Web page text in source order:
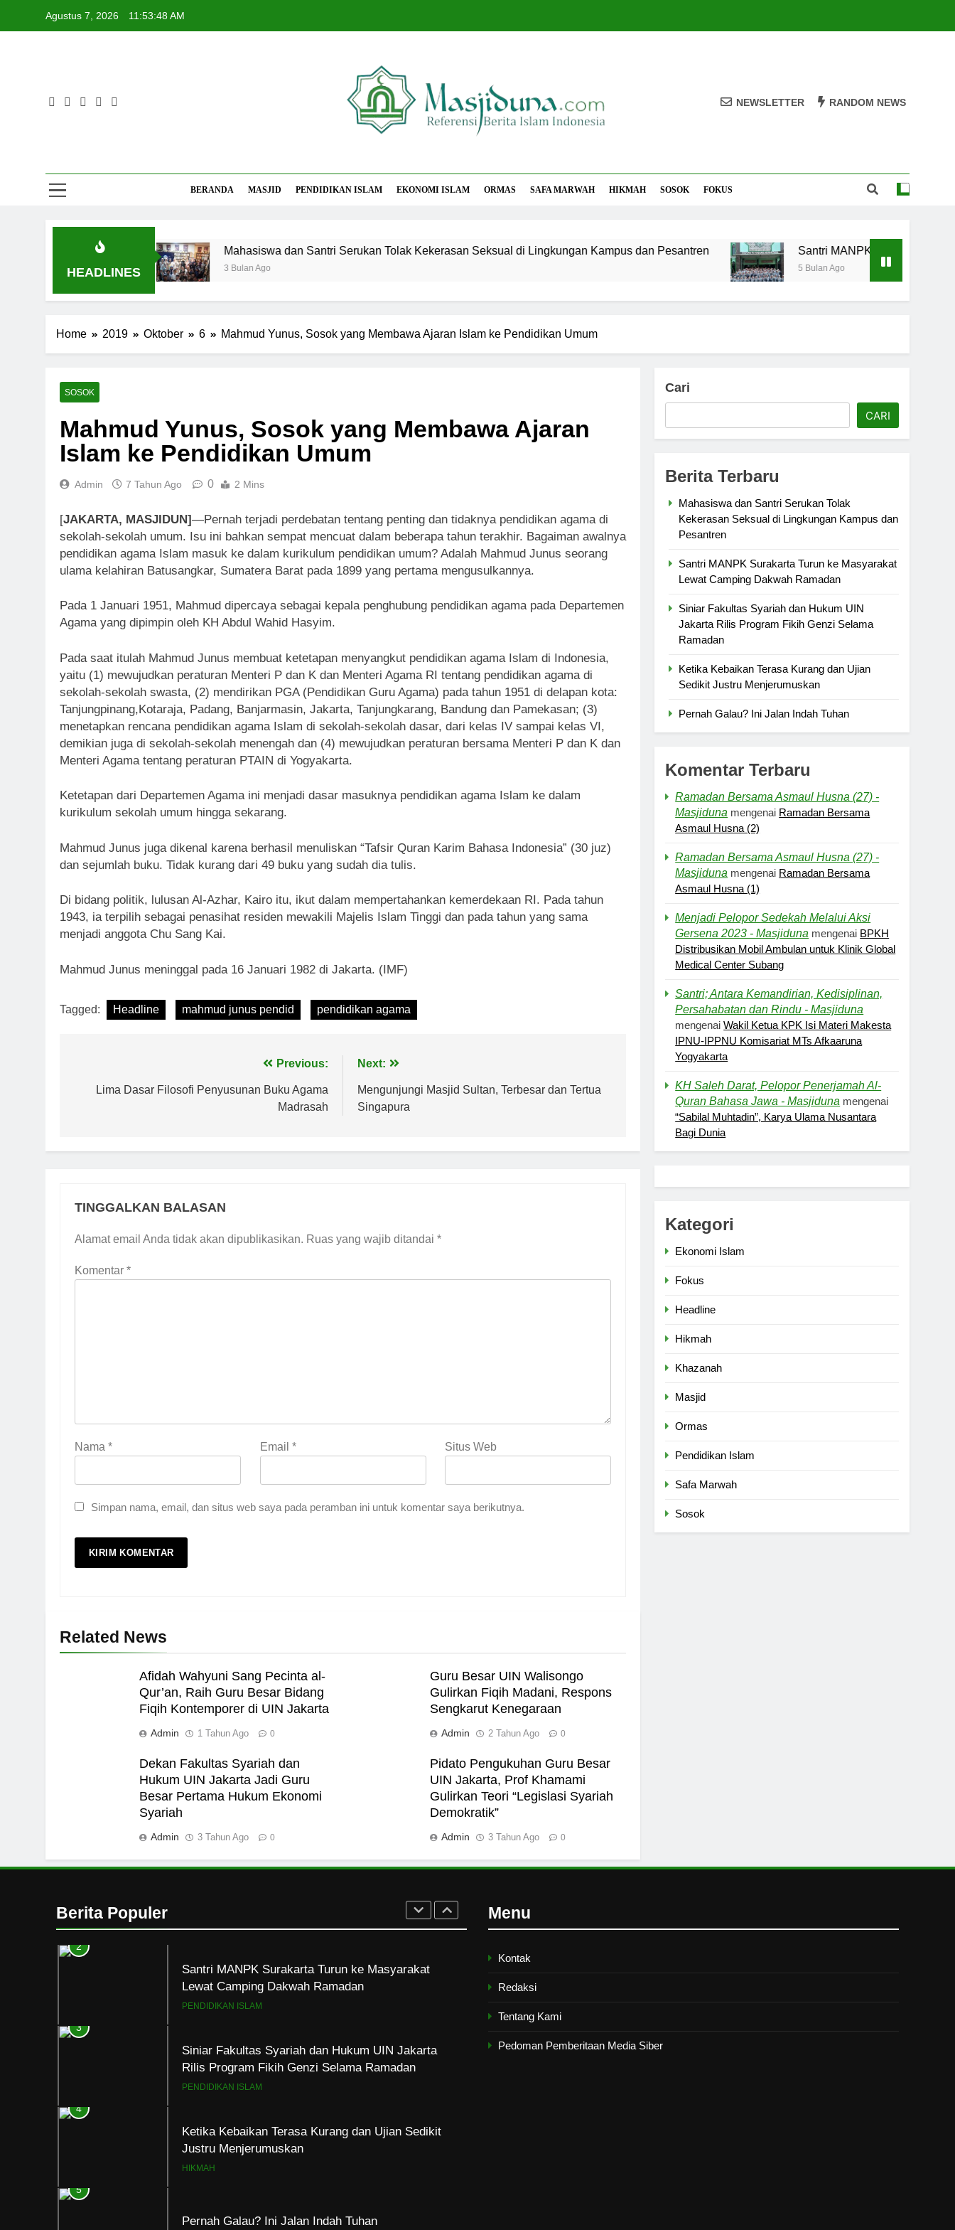
Agustus 7, 2026 11:53:49 AM
NEWSLETTER RANDOM NEWS
BERANDA MASJID PENDIDIKAN ISLAM EKONOMI ISLAM ORMAS SAFA MARWAH HIKMAH SOSOK FOKUS
HEADLINES
hati Suhu Panas Mahasiswa dan Santri Serukan Tolak Kekerasan Seksual di Lingkungan Kampus dan Pesantren
3 Bulan Ago
Santri MANPK Surakarta Turun ke
5 Bulan Ago
Home 2019 Oktober 6 Mahmud Yunus, Sosok yang Membawa Ajaran Islam ke Pendidikan Umum
SOSOK
Mahmud Yunus, Sosok yang Membawa Ajaran
Islam ke Pendidikan Umum
Admin 7 Tahun Ago 0 2 Mins
[JAKARTA, MASJIDUN]—Pernah terjadi perdebatan tentang penting dan tidaknya pendidikan agama di
sekolah-sekolah umum. Isu ini bahkan sempat mencuat dalam beberapa tahun terakhir. Bagaiman awalnya
pendidikan agama Islam masuk ke dalam kurikulum pendidikan umum? Adalah Mahmud Junus seorang
ulama kelahiran Batusangkar, Sumatera Barat pada 1899 yang pertama mengusulkannya.
Pada 1 Januari 1951, Mahmud dipercaya sebagai kepala penghubung pendidikan agama pada Departemen
Agama yang dipimpin oleh KH Abdul Wahid Hasyim.
Pada saat itulah Mahmud Junus membuat ketetapan menyangkut pendidikan agama Islam di Indonesia,
yaitu (1) mewujudkan peraturan Menteri P dan K dan Menteri Agama RI tentang pendidikan agama di
sekolah-sekolah swasta, (2) mendirikan PGA (Pendidikan Guru Agama) pada tahun 1951 di delapan kota:
Tanjungpinang,Kotaraja, Padang, Banjarmasin, Jakarta, Tanjungkarang, Bandung dan Pamekasan; (3)
menetapkan rencana pendidikan agama Islam di sekolah-sekolah dasar, dari kelas IV sampai kelas VI,
demikian juga di sekolah-sekolah menengah dan (4) mewujudkan peraturan bersama Menteri P dan K dan
Menteri Agama tentang peraturan PTAIN di Yogyakarta.
Ketetapan dari Departemen Agama ini menjadi dasar masuknya pendidikan agama Islam ke dalam
kurikulum sekolah umum hingga sekarang.
Mahmud Junus juga dikenal karena berhasil menuliskan “Tafsir Quran Karim Bahasa Indonesia” (30 juz)
dan sejumlah buku. Tidak kurang dari 49 buku yang sudah dia tulis.
Di bidang politik, lulusan Al-Azhar, Kairo itu, ikut dalam mempertahankan kemerdekaan RI. Pada tahun
1943, ia terpilih sebagai penasihat residen mewakili Majelis Islam Tinggi dan pada tahun yang sama
menjadi anggota Chu Sang Kai.
Mahmud Junus meninggal pada 16 Januari 1982 di Jakarta. (IMF)
Tagged: Headline mahmud junus pendid pendidikan agama
pos
Previous:
Lima Dasar Filosofi Penyusunan Buku Agama
Madrasah
Next:
Mengunjungi Masjid Sultan, Terbesar dan Tertua
Singapura
TINGGALKAN BALASAN
Alamat email Anda tidak akan dipublikasikan. Ruas yang wajib ditandai *
Komentar *
Nama * Email * Situs Web
Simpan nama, email, dan situs web saya pada peramban ini untuk komentar saya berikutnya.
Related News
Afidah Wahyuni Sang Pecinta al-
Qur’an, Raih Guru Besar Bidang
Fiqih Kontemporer di UIN Jakarta
Admin 1 Tahun Ago 0
Guru Besar UIN Walisongo
Gulirkan Fiqih Madani, Respons
Sengkarut Kenegaraan
Admin 2 Tahun Ago 0
Dekan Fakultas Syariah dan
Hukum UIN Jakarta Jadi Guru
Besar Pertama Hukum Ekonomi
Syariah
Admin 3 Tahun Ago 0
Pidato Pengukuhan Guru Besar
UIN Jakarta, Prof Khamami
Gulirkan Teori “Legislasi Syariah
Demokratik”
Admin 3 Tahun Ago 0
Cari
CARI
Berita Terbaru
Mahasiswa dan Santri Serukan Tolak
Kekerasan Seksual di Lingkungan Kampus dan
Pesantren
Santri MANPK Surakarta Turun ke Masyarakat
Lewat Camping Dakwah Ramadan
Siniar Fakultas Syariah dan Hukum UIN
Jakarta Rilis Program Fikih Genzi Selama
Ramadan
Ketika Kebaikan Terasa Kurang dan Ujian
Sedikit Justru Menjerumuskan
Pernah Galau? Ini Jalan Indah Tuhan
Komentar Terbaru
Ramadan Bersama Asmaul Husna (27) -
Masjiduna mengenai Ramadan Bersama
Asmaul Husna (2)
Ramadan Bersama Asmaul Husna (27) -
Masjiduna mengenai Ramadan Bersama
Asmaul Husna (1)
Menjadi Pelopor Sedekah Melalui Aksi
Gersena 2023 - Masjiduna mengenai BPKH
Distribusikan Mobil Ambulan untuk Klinik Global
Medical Center Subang
Santri; Antara Kemandirian, Kedisiplinan,
Persahabatan dan Rindu - Masjiduna
mengenaiWakil Ketua KPK Isi Materi Makesta
IPNU-IPPNU Komisariat MTs Afkaaruna
Yogyakarta
KH Saleh Darat, Pelopor Penerjamah Al-
Quran Bahasa Jawa - Masjiduna mengenai
“Sabilal Muhtadin”, Karya Ulama Nusantara
Bagi Dunia
Kategori
Ekonomi Islam
Fokus
Headline
Hikmah
Khazanah
Masjid
Ormas
Pendidikan Islam
Safa Marwah
Sosok
Berita Populer
5
Pernah Galau? Ini Jalan Indah Tuhan
HIKMAH
Kopi Beneran Versus Kopi Darat
HIKMAH
1
Seksual di Lingkungan Kampus dan Pesantren
2
Santri MANPK Surakarta Turun ke Masyarakat
Lewat Camping Dakwah Ramadan
PENDIDIKAN ISLAM
3
Siniar Fakultas Syariah dan Hukum UIN Jakarta
Rilis Program Fikih Genzi Selama Ramadan
PENDIDIKAN ISLAM
4
Ketika Kebaikan Terasa Kurang dan Ujian Sedikit
Justru Menjerumuskan
HIKMAH
5
Pernah Galau? Ini Jalan Indah Tuhan
Menu
Kontak
Redaksi
Tentang Kami
Pedoman Pemberitaan Media Siber